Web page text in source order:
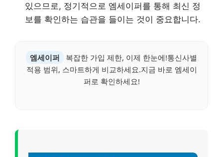
있으므로, 정기적으로 엠세이퍼를 통해 최신 정
보를 확인하는 습관을 들이는 것이 중요합니다.
엠세이퍼
복잡한 가입 제한, 이제 한눈에!통신사별
적용 범위, 스마트하게 비교하세요.지금 바로 엠세이
퍼로 확인하세요!